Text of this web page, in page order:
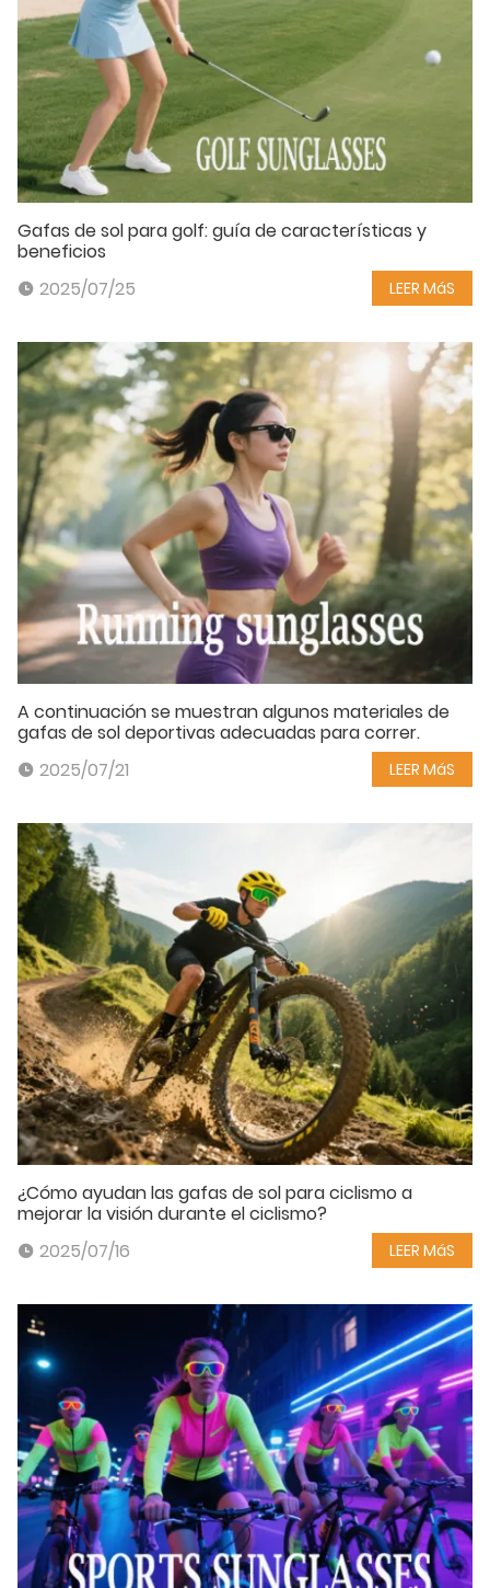
Gafas de sol para golf: guía de características y
beneficios
2025/07/25
LEER MáS
A continuación se muestran algunos materiales de
gafas de sol deportivas adecuadas para correr.
2025/07/21
LEER MáS
¿Cómo ayudan las gafas de sol para ciclismo a
mejorar la visión durante el ciclismo?
2025/07/16
LEER MáS